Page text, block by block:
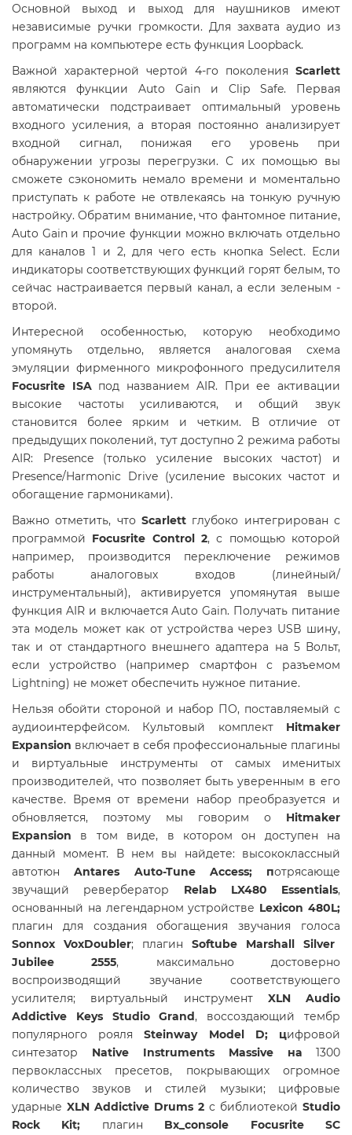
Основной выход и выход для наушников имеют
независимые ручки громкости. Для захвата аудио из
программ на компьютере есть функция Loopback.
Важной характерной чертой 4-го поколения Scarlett
являются функции Auto Gain и Clip Safe. Первая
автоматически подстраивает оптимальный уровень
входного усиления, а вторая постоянно анализирует
входной сигнал, понижая его уровень при
обнаружении угрозы перегрузки. С их помощью вы
сможете сэкономить немало времени и моментально
приступать к работе не отвлекаясь на тонкую ручную
настройку. Обратим внимание, что фантомное питание,
Auto Gain и прочие функции можно включать отдельно
для каналов 1 и 2, для чего есть кнопка Select. Если
индикаторы соответствующих функций горят белым, то
сейчас настраивается первый канал, а если зеленым -
второй.
Интересной особенностью, которую необходимо
упомянуть отдельно, является аналоговая схема
эмуляции фирменного микрофонного предусилителя
Focusrite ISA под названием AIR. При ее активации
высокие частоты усиливаются, и общий звук
становится более ярким и четким. В отличие от
предыдущих поколений, тут доступно 2 режима работы
AIR: Presence (только усиление высоких частот) и
Presence/Harmonic Drive (усиление высоких частот и
обогащение гармониками).
Важно отметить, что Scarlett глубоко интегрирован с
программой Focusrite Control 2, с помощью которой
например, производится переключение режимов
работы аналоговых входов (линейный/
инструментальный), активируется упомянутая выше
функция AIR и включается Auto Gain. Получать питание
эта модель может как от устройства через USB шину,
так и от стандартного внешнего адаптера на 5 Вольт,
если устройство (например смартфон с разъемом
Lightning) не может обеспечить нужное питание.
Нельзя обойти стороной и набор ПО, поставляемый с
аудиоинтерфейсом. Культовый комплект Hitmaker
Expansion включает в себя профессиональные плагины
и виртуальные инструменты от самых именитых
производителей, что позволяет быть уверенным в его
качестве. Время от времени набор преобразуется и
обновляется, поэтому мы говорим о Hitmaker
Expansion в том виде, в котором он доступен на
данный момент. В нем вы найдете: высококлассный
автотюнAntares Auto-Tune Access; потрясающе
звучащий ревербератор Relab LX480 Essentials,
основанный на легендарном устройстве Lexicon 480L;
плагин для создания обогащения звучания голоса
Sonnox VoxDoubler; плагин Softube Marshall Silver
Jubilee 2555, максимально достоверно
воспроизводящий звучание соответствующего
усилителя; виртуальный инструмент XLN Audio
Addictive Keys Studio Grand, воссоздающий тембр
популярного рояляSteinway Model D; цифровой
синтезатор Native Instruments Massive на 1300
первоклассных пресетов, покрывающих огромное
количество звуков и стилей музыки; цифровые
ударные XLN Addictive Drums 2 с библиотекой Studio
Rock Kit; плагин Bx_console Focusrite SC